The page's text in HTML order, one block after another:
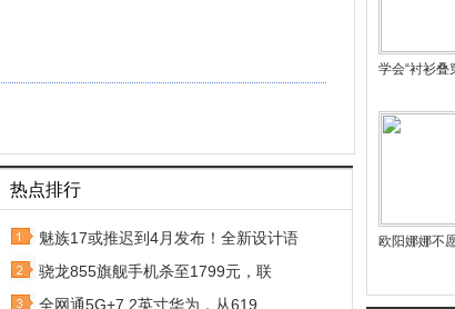
热点排行
魅族17或推迟到4月发布！全新设计语
骁龙855旗舰手机杀至1799元，联
全网通5G+7.2英寸华为，从619
学会“衬衫叠
欧阳娜娜不